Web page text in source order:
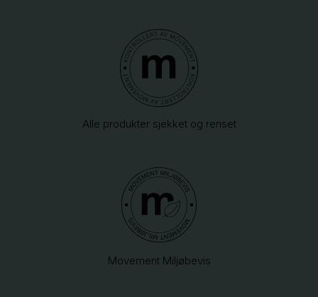
Alle produkter sjekket og renset
Movement Miljøbevis